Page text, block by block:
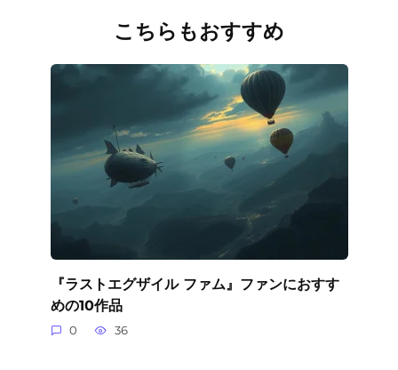
こちらもおすすめ
『ラストエグザイル ファム』ファンにおすす
めの10作品
0 36